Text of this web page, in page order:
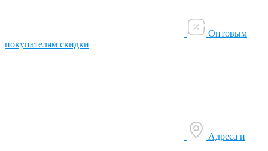
Оптовым
покупателям скидки
Адреса и